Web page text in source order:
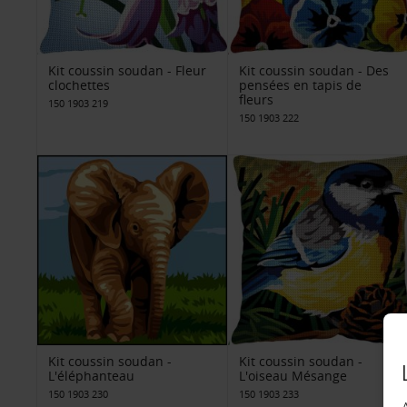
Kit coussin soudan - Fleur
clochettes
150 1903 219
Kit coussin soudan - Des
pensées en tapis de
fleurs
150 1903 222
Kit coussin soudan -
L'éléphanteau
150 1903 230
Kit coussin soudan -
L'oiseau Mésange
150 1903 233